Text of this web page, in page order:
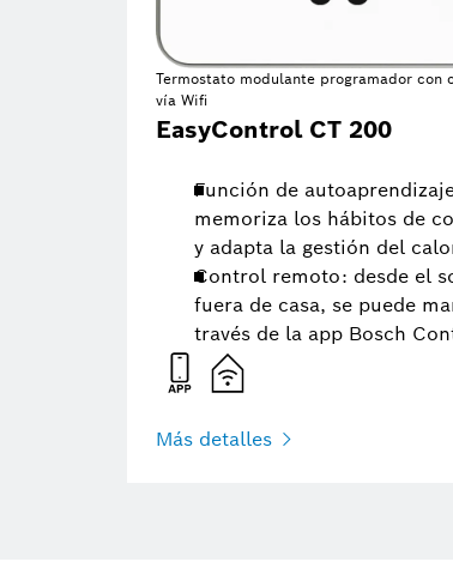
Termostato modulante programador con
vía Wifi
EasyControl CT 200
Función de
memoriza los hábitos de
y adapta la gestión del
Control remoto: desde el
fuera de casa, se puede
través de la app Bosch
Más detalles